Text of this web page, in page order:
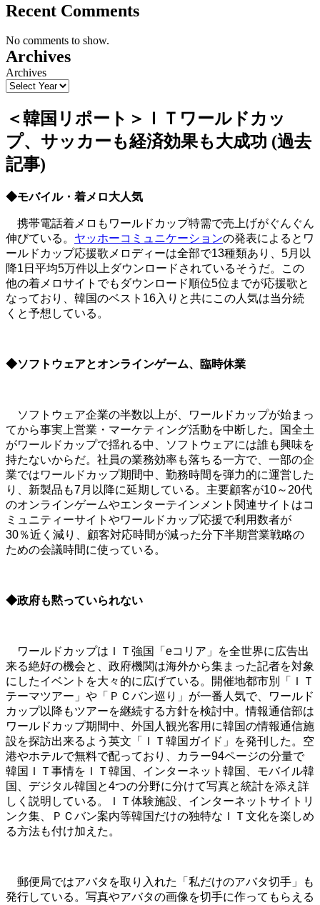
Recent Comments
No comments to show.
Archives
Archives
＜韓国リポート＞ＩＴワールドカッ
プ、サッカーも経済効果も大成功 (過去
記事)
◆モバイル・着メロ大人気
携帯電話着メロもワールドカップ特需で売上げがぐんぐん
伸びている。 ヤッホーコミュニケーションの発表によるとワ
ールドカップ応援歌メロディーは全部で13種類あり、5月以
降1日平均5万件以上ダウンロードされているそうだ。この
他の着メロサイトでもダウンロード順位5位までが応援歌と
なっており、韓国のベスト16入りと共にこの人気は当分続
くと予想している。
◆ソフトウェアとオンラインゲーム、臨時休業
ソフトウェア企業の半数以上が、ワールドカップが始まっ
てから事実上営業・マーケティング活動を中断した。国全土
がワールドカップで揺れる中、ソフトウェアには誰も興味を
持たないからだ。社員の業務効率も落ちる一方で、一部の企
業ではワールドカップ期間中、勤務時間を弾力的に運営した
り、新製品も7月以降に延期している。主要顧客が10～20代
のオンラインゲームやエンターテインメント関連サイトはコ
ミュニティーサイトやワールドカップ応援で利用数者が
30％近く減り、顧客対応時間が減った分下半期営業戦略の
ための会議時間に使っている。
◆政府も黙っていられない
ワールドカップはＩＴ強国「eコリア」を全世界に広告出
来る絶好の機会と、政府機関は海外から集まった記者を対象
にしたイベントを大々的に広げている。開催地都市別「ＩＴ
テーマツアー」や「ＰＣバン巡り」が一番人気で、ワールド
カップ以降もツアーを継続する方針を検討中。情報通信部は
ワールドカップ期間中、外国人観光客用に韓国の情報通信施
設を探訪出来るよう英文「ＩＴ韓国ガイド」を発刊した。空
港やホテルで無料で配っており、カラー94ページの分量で
韓国ＩＴ事情をＩＴ韓国、インターネット韓国、モバイル韓
国、デジタル韓国と4つの分野に分けて写真と統計を添え詳
しく説明している。ＩＴ体験施設、インターネットサイトリ
ンク集、ＰＣバン案内等韓国だけの独特なＩＴ文化を楽しめ
る方法も付け加えた。
郵便局ではアバタを取り入れた「私だけのアバタ切手」も
発行している。写真やアバタの画像を切手に作ってもらえる